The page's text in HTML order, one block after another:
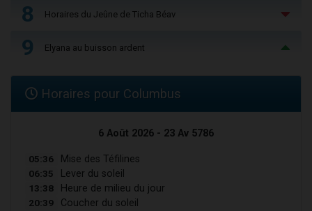
8 Horaires du Jeûne de Ticha Béav
9 Elyana au buisson ardent
Horaires pour Columbus
6 Août 2026 - 23 Av 5786
05:36 Mise des Téfilines
06:35 Lever du soleil
13:38 Heure de milieu du jour
20:39 Coucher du soleil